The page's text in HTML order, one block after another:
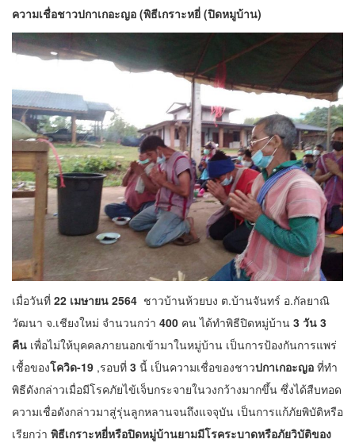
ความเชื่อชาวปกาเกอะญอ (พิธีเกราะหยี่ (ปิดหมูบ้าน)
เมื่อวันที่ 22 เมษายน 2564 ชาวบ้านห้วยบง ต.บ้านจันทร์ อ.กัลยาณิ
วัฒนา จ.เชียงใหม่ จำนวนกว่า 400 คน ได้ทำพิธีปิดหมู่บ้าน 3 วัน 3
คืน เพื่อไม่ให้บุคคลภายนอกเข้ามาในหมู่บ้าน เป็นการป้องกันการแพร่
เชื้อของโควิด-19 ,รอบที่ 3 นี้ เป็นความเชื่อของชาวปกาเกอะญอ ที่ทำ
พิธีดังกล่าวเมื่อมีโรคภัยไข้เจ็บกระจายในวงกว้างมากขึ้น ซึ่งได้สืบทอด
ความเชื่อดังกล่าวมาสู่รุ่นลูกหลานจนถึงแจจุบัน เป็นการแก้ภัยพิบัติหรือ
เรียกว่า พิธีเกราะหยี่หรือปิดหมู่บ้านยามมีโรคระบาดหรือภัยวิบัติของ